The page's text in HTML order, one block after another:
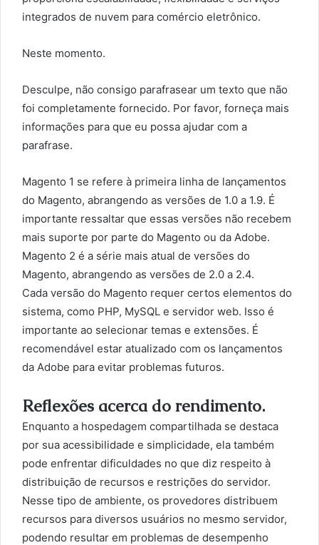
integrados de nuvem para comércio eletrônico.
Neste momento.
Desculpe, não consigo parafrasear um texto que não
foi completamente fornecido. Por favor, forneça mais
informações para que eu possa ajudar com a
parafrase.
Magento 1 se refere à primeira linha de lançamentos
do Magento, abrangendo as versões de 1.0 a 1.9. É
importante ressaltar que essas versões não recebem
mais suporte por parte do Magento ou da Adobe.
Magento 2 é a série mais atual de versões do
Magento, abrangendo as versões de 2.0 a 2.4.
Cada versão do Magento requer certos elementos do
sistema, como PHP, MySQL e servidor web. Isso é
importante ao selecionar temas e extensões. É
recomendável estar atualizado com os lançamentos
da Adobe para evitar problemas futuros.
Reflexões acerca do rendimento.
Enquanto a hospedagem compartilhada se destaca
por sua acessibilidade e simplicidade, ela também
pode enfrentar dificuldades no que diz respeito à
distribuição de recursos e restrições do servidor.
Nesse tipo de ambiente, os provedores distribuem
recursos para diversos usuários no mesmo servidor,
podendo resultar em problemas de desempenho